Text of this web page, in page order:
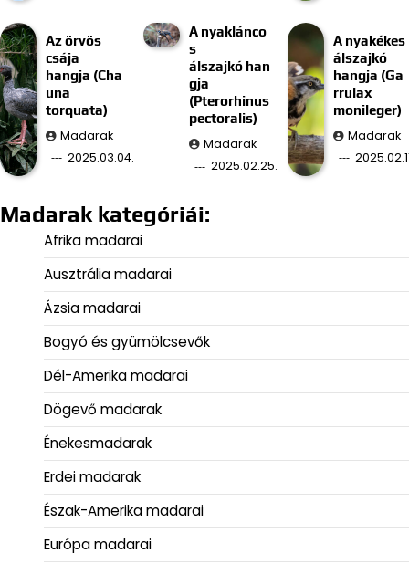
Az örvös
csája
hangja (Cha
una
torquata)
Madarak
2025.03.04.
A nyaklánco
s
álszajkó han
gja
(Pterorhinus
pectoralis)
Madarak
2025.02.25.
A nyakékes
álszajkó
hangja (Ga
rrulax
monileger)
Madarak
Madarak kategóriái:
Afrika madarai
Ausztrália madarai
Ázsia madarai
Bogyó és gyümölcsevők
Dél-Amerika madarai
Dögevő madarak
Énekesmadarak
Erdei madarak
Észak-Amerika madarai
Európa madarai